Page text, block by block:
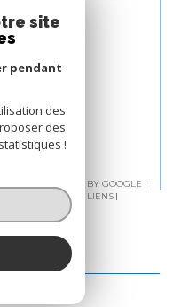
POWERED BY GOOGLE |
NOS LIENS
site
pendant
des
des
!